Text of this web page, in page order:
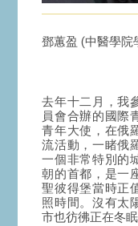
鄧蕙盈 (中醫學院
去年十二月，我
員會合辦的國際
青年大使，在俄
流活動，一睹俄
一個非常特別的
朝的首都，是一
聖彼得堡當時正
照時間。沒有太
市也彷彿正在冬眠